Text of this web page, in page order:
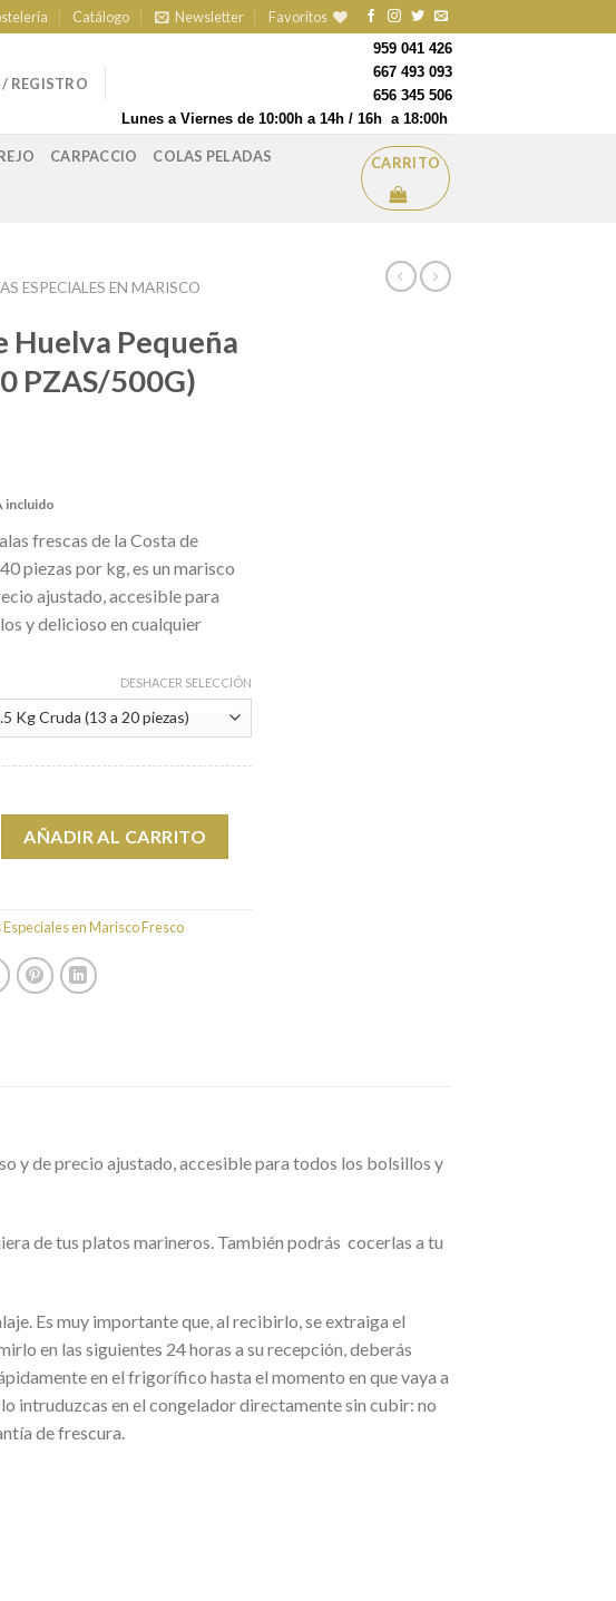
Catálogo Newsletter Favoritos
REGISTRO
959 041 426
667 493 093
656 345 506
Lunes a Viernes de 10:00h a 14h / 16h a 18:00h
CARPACCIO COLAS PELADAS CARRITO
ESPECIALES EN MARISCO
Huelva Pequeña
PZAS/500G)
incluido
frescas de la Costa de
piezas por kg, es un marisco
ajustado, accesible para
y delicioso en cualquier
DESHACER SELECCIÓN
de Huelva Pequeña C5 (13-20 PZAS/500G)
AÑADIR AL CARRITO
en Marisco Fresco
y de precio ajustado, accesible para todos los bolsillos y
de tus platos marineros. También podrás cocerlas a tu
Es muy importante que, al recibirlo, se extraiga el
en las siguientes 24 horas a su recepción, deberás
en el frigorífico hasta el momento en que vaya a
intruduzcas en el congelador directamente sin cubir: no
de frescura.